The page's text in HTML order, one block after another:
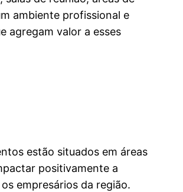
ambiente profissional e
agregam valor a esses
estão situados em áreas
positivamente a
empresários da região.